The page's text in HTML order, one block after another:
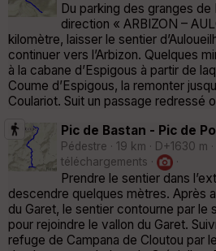
Du parking des granges de
direction « ARBIZON –
kilomètre, laisser le sentier
continuer vers l’Arbizon. Quelques
à la cabane d’Espigous à partir de
Coume d’Espigous, la remonter
Coulariot. Suit un passage redressé
Pic de Bastan - Pic de
Pédestre · 19 km · D+1630 m
téléchargements ·
·
Prendre le sentier dans
descendre quelques mètres. Après
du Garet, le sentier contourne par le
pour rejoindre le vallon du Garet.
refuge de Campana de Cloutou par